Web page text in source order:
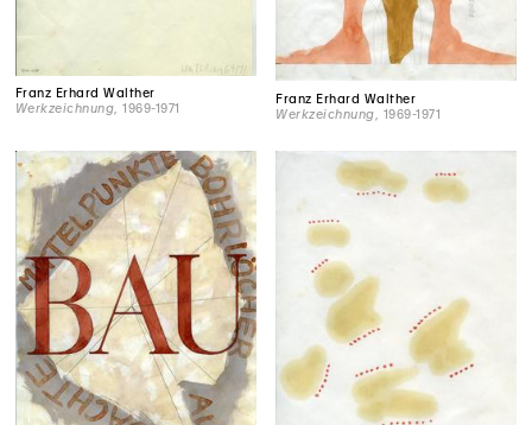
Franz Erhard Walther
Werkzeichnung , 1969-1971
Franz Erhard Walther
Werkzeichnung , 1969-1971